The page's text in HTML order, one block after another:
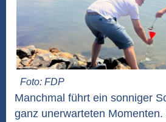
Foto: FDP
Manchmal führt ein sonniger
ganz unerwarteten